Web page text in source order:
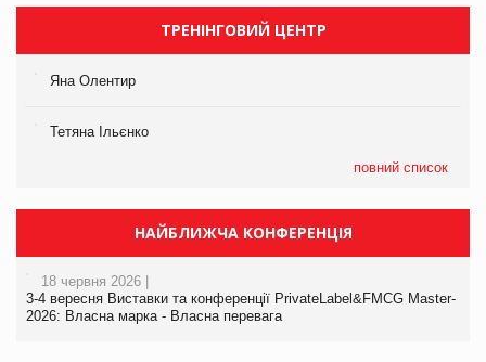
ТРЕНІНГОВИЙ ЦЕНТР
Яна Олентир
Тетяна Ільєнко
повний список
НАЙБЛИЖЧА КОНФЕРЕНЦІЯ
18 червня 2026 |
3-4 вересня Виставки та конференції PrivateLabel&FMCG Master-
2026: Власна марка - Власна перевага